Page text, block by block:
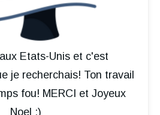
Etats-Unis et c'est
je recherchais! Ton travail
fou! MERCI et Joyeux
Noel :)